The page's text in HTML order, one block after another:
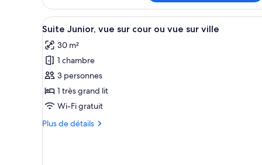
le
type
de
Suite
King
Afficher
toutes
les
photos
pour
ce
type
chambre :
Un placard compact et bien
4
Suite Junior, vue sur cour ou vue sur ville
30 m²
1 chambre
3 personnes
1 très grand lit
Wi-Fi gratuit
Plus de détails
Plus